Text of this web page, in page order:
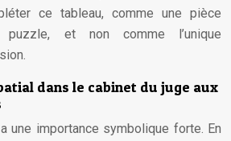
ce tableau, comme une pièce
puzzle, et non comme l’unique
dans le cabinet du juge aux
une importance symbolique forte. En